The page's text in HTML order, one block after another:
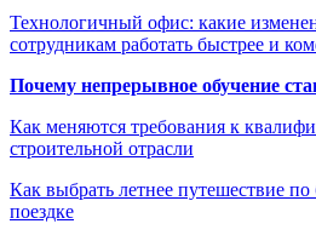
Технологичный офис: какие
сотрудникам работать быстрее и
Почему непрерывное обучение
Как меняются требования к
строительной отрасли
Как выбрать летнее путешествие
поездке